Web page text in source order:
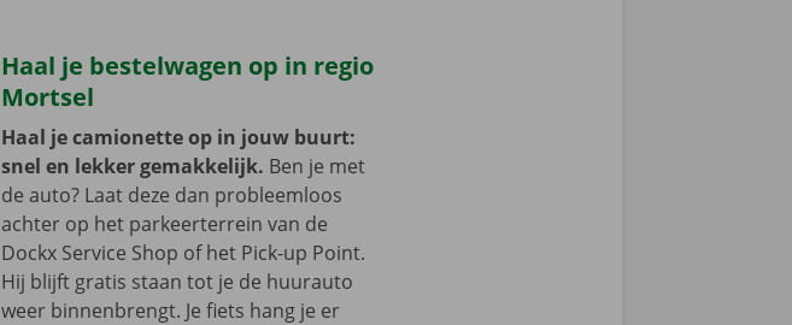
Haal je bestelwagen op in regio
Mortsel
Haal je camionette op in jouw buurt:
snel en lekker gemakkelijk. Ben je met
de auto? Laat deze dan probleemloos
achter op het parkeerterrein van de
Dockx Service Shop of het Pick-up Point.
Hij blijft gratis staan tot je de huurauto
weer binnenbrengt. Je fiets hang je er